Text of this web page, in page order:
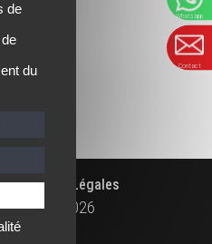
|Mentions Légales
Ⓒ 2026
FACEBOOK
INSTAGRAM
Whatsapp
Contact
de
du